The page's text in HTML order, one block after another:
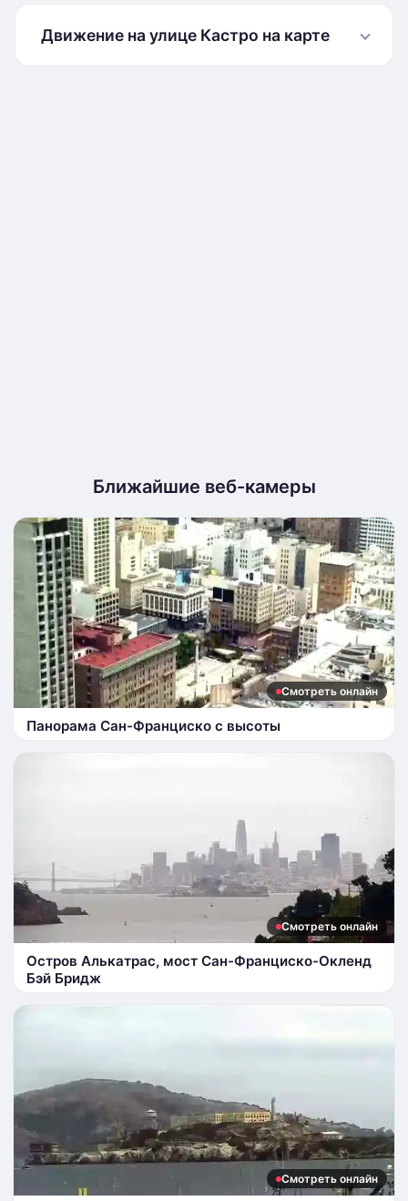
Движение на улице Кастро на карте
Ближайшие веб-камеры
Смотреть онлайн
Панорама Сан-Франциско с высоты
Смотреть онлайн
Остров Алькатрас, мост Сан-Франциско-Окленд
Бэй Бридж
Смотреть онлайн